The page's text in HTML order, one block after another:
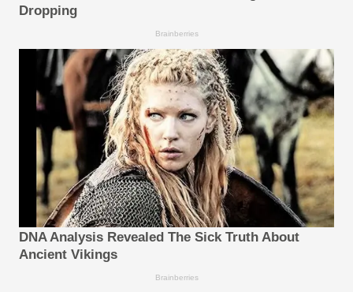
Dropping
Brainberries
DNA Analysis Revealed The Sick Truth About
Ancient Vikings
Brainberries